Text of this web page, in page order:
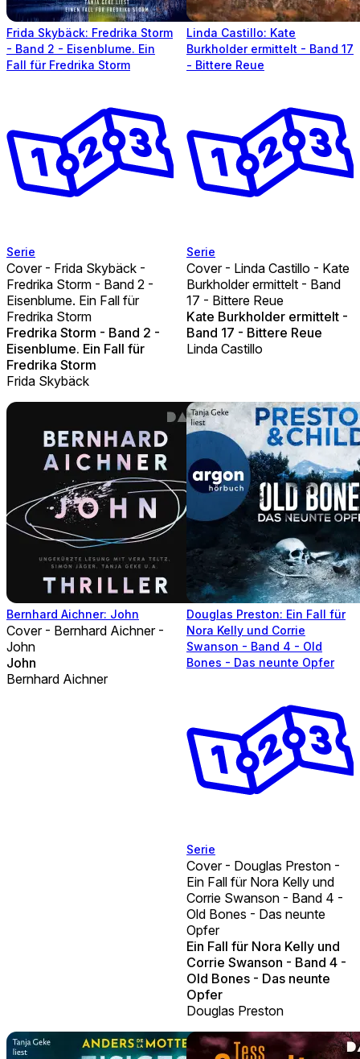
Frida Skybäck: Fredrika Storm
- Band 2 - Eisenblume. Ein
Fall für Fredrika Storm
Serie
Cover - Frida Skybäck -
Fredrika Storm - Band 2 -
Eisenblume. Ein Fall für
Fredrika Storm
Fredrika Storm - Band 2 -
Eisenblume. Ein Fall für
Fredrika Storm
Frida Skybäck
Linda Castillo: Kate
Burkholder ermittelt - Band 17
- Bittere Reue
Serie
Cover - Linda Castillo - Kate
Burkholder ermittelt - Band
17 - Bittere Reue
Kate Burkholder ermittelt -
Band 17 - Bittere Reue
Linda Castillo
Bernhard Aichner: John
Cover - Bernhard Aichner -
John
John
Bernhard Aichner
Douglas Preston: Ein Fall für
Nora Kelly und Corrie
Swanson - Band 4 - Old
Bones - Das neunte Opfer
Serie
Cover - Douglas Preston -
Ein Fall für Nora Kelly und
Corrie Swanson - Band 4 -
Old Bones - Das neunte
Opfer
Ein Fall für Nora Kelly und
Corrie Swanson - Band 4 -
Old Bones - Das neunte
Opfer
Douglas Preston